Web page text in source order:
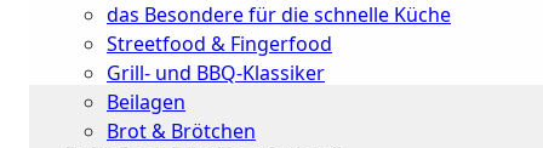
das Besondere für die schnelle Küche
Streetfood & Fingerfood
Grill- und BBQ-Klassiker
Beilagen
Brot & Brötchen